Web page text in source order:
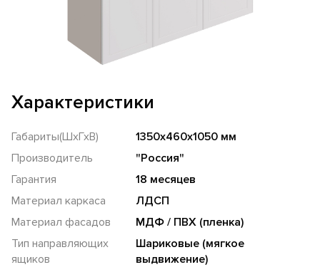
Характеристики
Габариты(ШхГхВ)
1350х460х1050 мм
Производитель
"Россия"
Гарантия
18 месяцев
Материал каркаса
ЛДСП
Материал фасадов
МДФ / ПВХ (пленка)
Тип направляющих
ящиков
Шариковые (мягкое
выдвижение)